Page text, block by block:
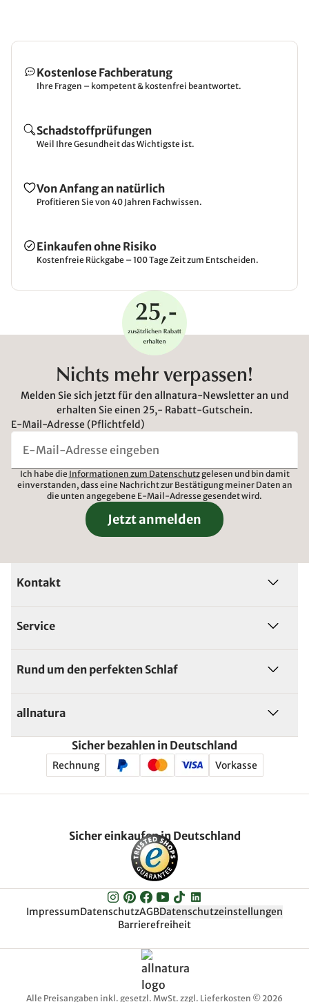
Kostenlose Fachberatung
Ihre Fragen – kompetent & kostenfrei beantwortet.
Schadstoffprüfungen
Weil Ihre Gesundheit das Wichtigste ist.
Von Anfang an natürlich
Profitieren Sie von 40 Jahren Fachwissen.
Einkaufen ohne Risiko
Kostenfreie Rückgabe – 100 Tage Zeit zum Entscheiden.
Nichts mehr verpassen!
Melden Sie sich jetzt für den allnatura-Newsletter an und
erhalten Sie einen 25,- Rabatt-Gutschein.
E-Mail-Adresse (Pflichtfeld)
Ich habe die Informationen zum Datenschutzgelesen und bin damit
einverstanden, dass eine Nachricht zur Bestätigung meiner Daten an
die unten angegebene E-Mail-Adresse gesendet wird.
Jetzt anmelden
Kontakt
Service
Rund um den perfekten Schlaf
allnatura
Sicher bezahlen in Deutschland
Rechnung Vorkasse
Sicher einkaufen in Deutschland
ImpressumDatenschutzAGBDatenschutzeinstellungen
Barrierefreiheit
Alle Preisangaben inkl. gesetzl. MwSt. zzgl. Lieferkosten © 2026